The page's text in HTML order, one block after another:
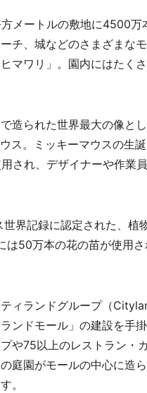
メートルの敷地に4500万
チ、城などのさまざまな
マワリ」。園内にはたく
造られた世界最大の像と
ス。ミッキーマウスの生
され、デザイナーや作業
界記録に認定された、植
50万本の花の苗が使用
ィランドグループ（
ンドモール」の建設を手
や75以上のレストラン・
庭園がモールの中心に造
。